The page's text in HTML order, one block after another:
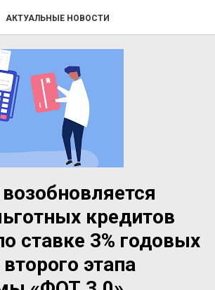
АКТУАЛЬНЫЕ НОВОСТИ
кредитов
ставке 3% годовых
этапа